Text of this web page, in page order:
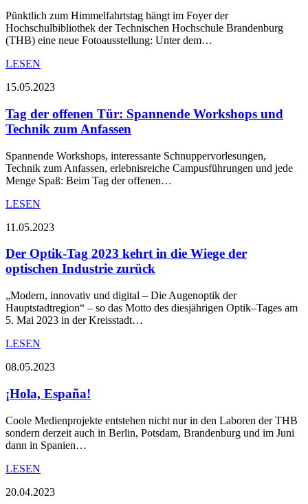
Pünktlich zum Himmelfahrtstag hängt im Foyer der
Hochschulbibliothek der Technischen Hochschule Brandenburg
(THB) eine neue Fotoausstellung: Unter dem…
LESEN
15.05.2023
Tag der offenen Tür: Spannende Workshops und
Technik zum Anfassen
Spannende Workshops, interessante Schnuppervorlesungen,
Technik zum Anfassen, erlebnisreiche Campusführungen und jede
Menge Spaß: Beim Tag der offenen…
LESEN
11.05.2023
Der Optik-Tag 2023 kehrt in die Wiege der
optischen Industrie zurück
„Modern, innovativ und digital – Die Augenoptik der
Hauptstadtregion“ – so das Motto des diesjährigen Optik–Tages am
5. Mai 2023 in der Kreisstadt…
LESEN
08.05.2023
¡Hola, España!
Coole Medienprojekte entstehen nicht nur in den Laboren der THB
sondern derzeit auch in Berlin, Potsdam, Brandenburg und im Juni
dann in Spanien…
LESEN
20.04.2023